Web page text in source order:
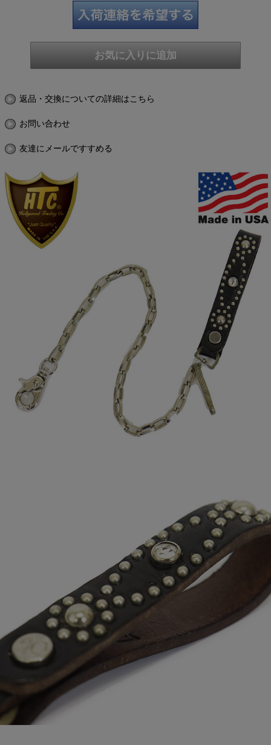
返品・交換についての詳細はこちら
お問い合わせ
友達にメールですすめる